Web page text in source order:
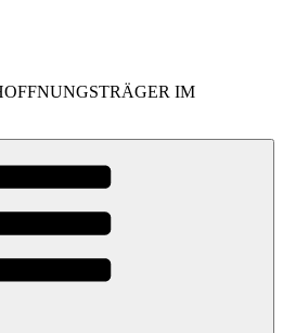
IM